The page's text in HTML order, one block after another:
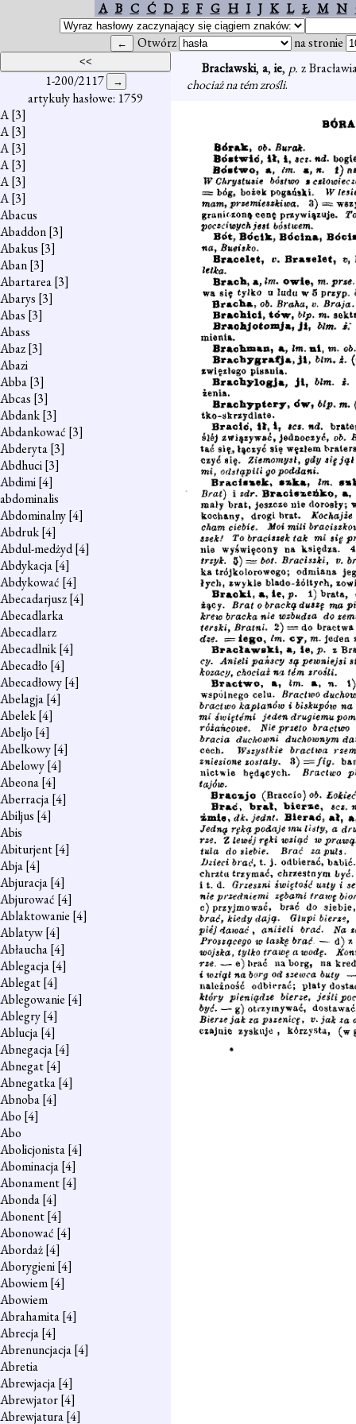
A B C Ć D E F G H I J K L Ł M N
Otwórz na stronie
1-200/2117
artykuły hasłowe: 1759
A[3]
A[3]
A[3]
A[3]
A[3]
A[3]
Abacus
Abaddon[3]
Abakus [3]
Aban[3]
Abartarea[3]
Abarys [3]
Abas [3]
Abass
Abaz[3]
Abazi
Abba[3]
Abcas [3]
Abdank[3]
Abdankować [3]
Abderyta[3]
Abdhuci[3]
Abdimi[4]
abdominalis
Abdominalny[4]
Abdruk[4]
Abdul-medżyd[4]
Abdykacja[4]
Abdykować [4]
Abecadarjusz[4]
Abecadlarka
Abecadlarz
Abecadlnik[4]
Abecadło [4]
Abecadłowy[4]
Abelagja[4]
Abelek[4]
Abeljo [4]
Abelkowy[4]
Abelowy[4]
Abeona[4]
Aberracja[4]
Abiljus [4]
Abis
Abiturjent[4]
Abja[4]
Abjuracja[4]
Abjurować [4]
Ablaktowanie [4]
Ablatyw[4]
Abłaucha[4]
Ablegacja[4]
Ablegat[4]
Ablegowanie [4]
Ablegry[4]
Ablucja[4]
Abnegacja[4]
Abnegat[4]
Abnegatka[4]
Abnoba[4]
Abo [4]
Abo
Abolicjonista[4]
Abominacja[4]
Abonament[4]
Abonda[4]
Abonent[4]
Abonować [4]
Abordaż[4]
Aborygieni[4]
Abowiem[4]
Abowiem
Abrahamita[4]
Abrecja[4]
Abrenuncjacja[4]
Abretia
Abrewjacja[4]
Abrewjator[4]
Abrewjatura[4]
Bracławski, a,ie, p. z
chociaż na tém zrośli.